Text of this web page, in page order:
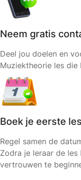
Neem gratis
Deel jou doelen en
Muziektheorie les
Boek je eerste les
Regel samen de
Zodra je leraar de
vertrouwen te